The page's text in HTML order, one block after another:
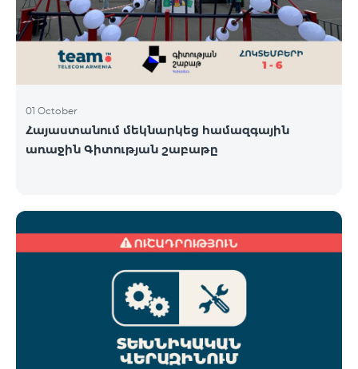
01 October
Հայաստանում մեկնարկեց համազգային
առաջին Գիտության շաբաթը